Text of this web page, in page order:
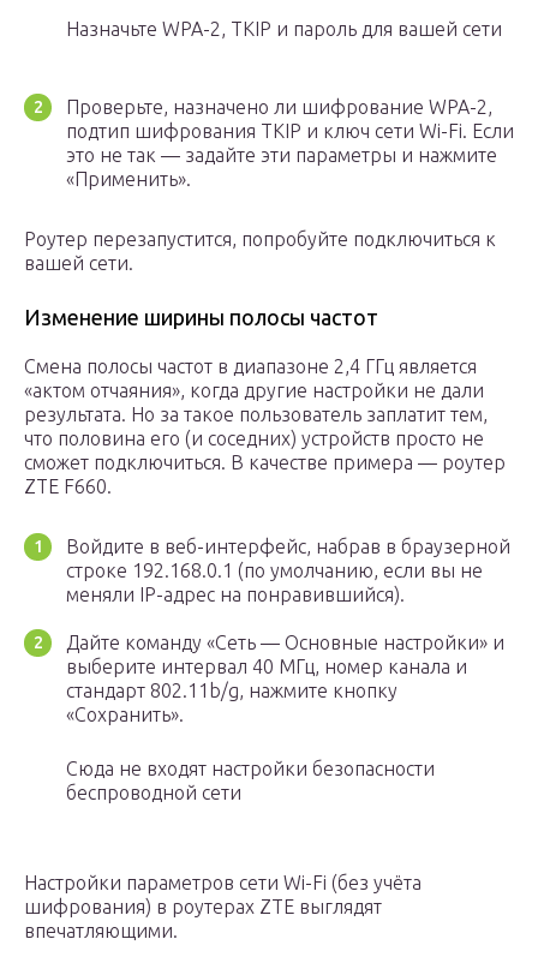
Назначьте WPA-2, TKIP и пароль для вашей сети
Проверьте, назначено ли шифрование WPA-2,
подтип шифрования TKIP и ключ сети Wi-Fi. Если
это не так — задайте эти параметры и нажмите
«Применить».
Роутер перезапустится, попробуйте подключиться к
вашей сети.
Изменение ширины полосы частот
Смена полосы частот в диапазоне 2,4 ГГц является
«актом отчаяния», когда другие настройки не дали
результата. Но за такое пользователь заплатит тем,
что половина его (и соседних) устройств просто не
сможет подключиться. В качестве примера — роутер
ZTE F660.
Войдите в веб-интерфейс, набрав в браузерной
строке 192.168.0.1 (по умолчанию, если вы не
меняли IP-адрес на понравившийся).
Дайте команду «Сеть — Основные настройки» и
выберите интервал 40 МГц, номер канала и
стандарт 802.11b/g, нажмите кнопку
«Сохранить».
Сюда не входят настройки безопасности
беспроводной сети
Настройки параметров сети Wi-Fi (без учёта
шифрования) в роутерах ZTE выглядят
впечатляющими.